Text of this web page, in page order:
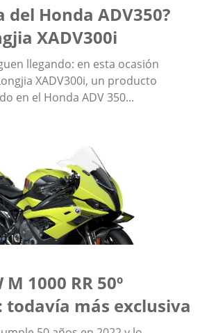
del Honda ADV350?
XADV300i
llegando: en esta ocasión
XADV300i, un producto
en el Honda ADV 350...
1000 RR 50º
más exclusiva